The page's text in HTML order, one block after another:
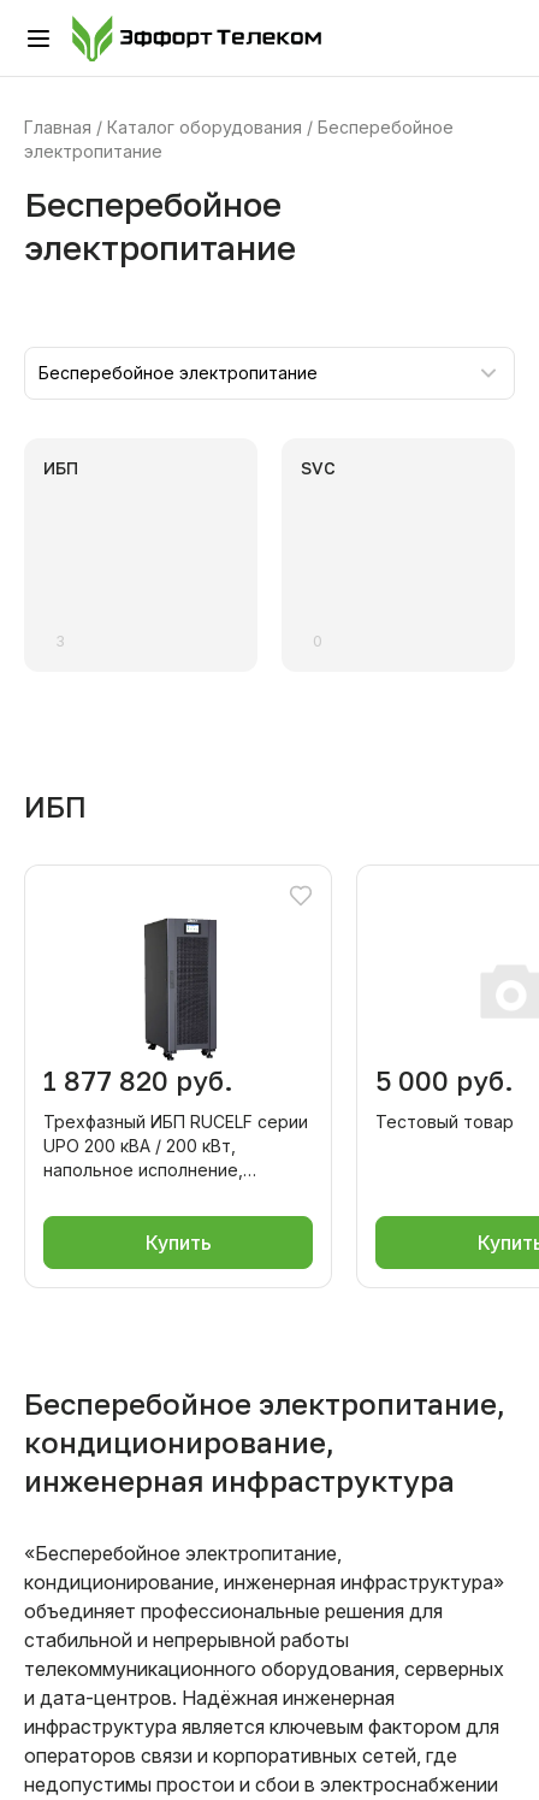
Главная Каталог оборудования
Бесперебойное
электропитание
Бесперебойное
электропитание
Бесперебойное электропитание
ИБП
3
SVC
0
ИБП
1 877 820 руб.
Трехфазный ИБП RUCELF серии
UPO 200 кВА / 200 кВт,
напольное исполнение,
Купить
5 000 руб.
Тестовый товар
Бесперебойное электропитание,
кондиционирование,
инженерная инфраструктура
«Бесперебойное электропитание,
кондиционирование, инженерная инфраструктура»
объединяет профессиональные решения для
стабильной и непрерывной работы
телекоммуникационного оборудования, серверных
и дата-центров. Надёжная инженерная
инфраструктура является ключевым фактором для
операторов связи и корпоративных сетей, где
недопустимы простои и сбои в электроснабжении